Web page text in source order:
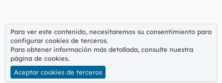
Para ver este contenido, necesitaremos su consentimiento para
configurar cookies de terceros.
Para obtener información más detallada, consulte nuestra
página de cookies.
Aceptar cookies de terceros